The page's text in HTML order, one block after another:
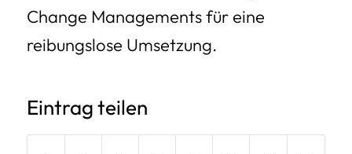
Change Managements für eine
reibungslose Umsetzung.
Eintrag teilen